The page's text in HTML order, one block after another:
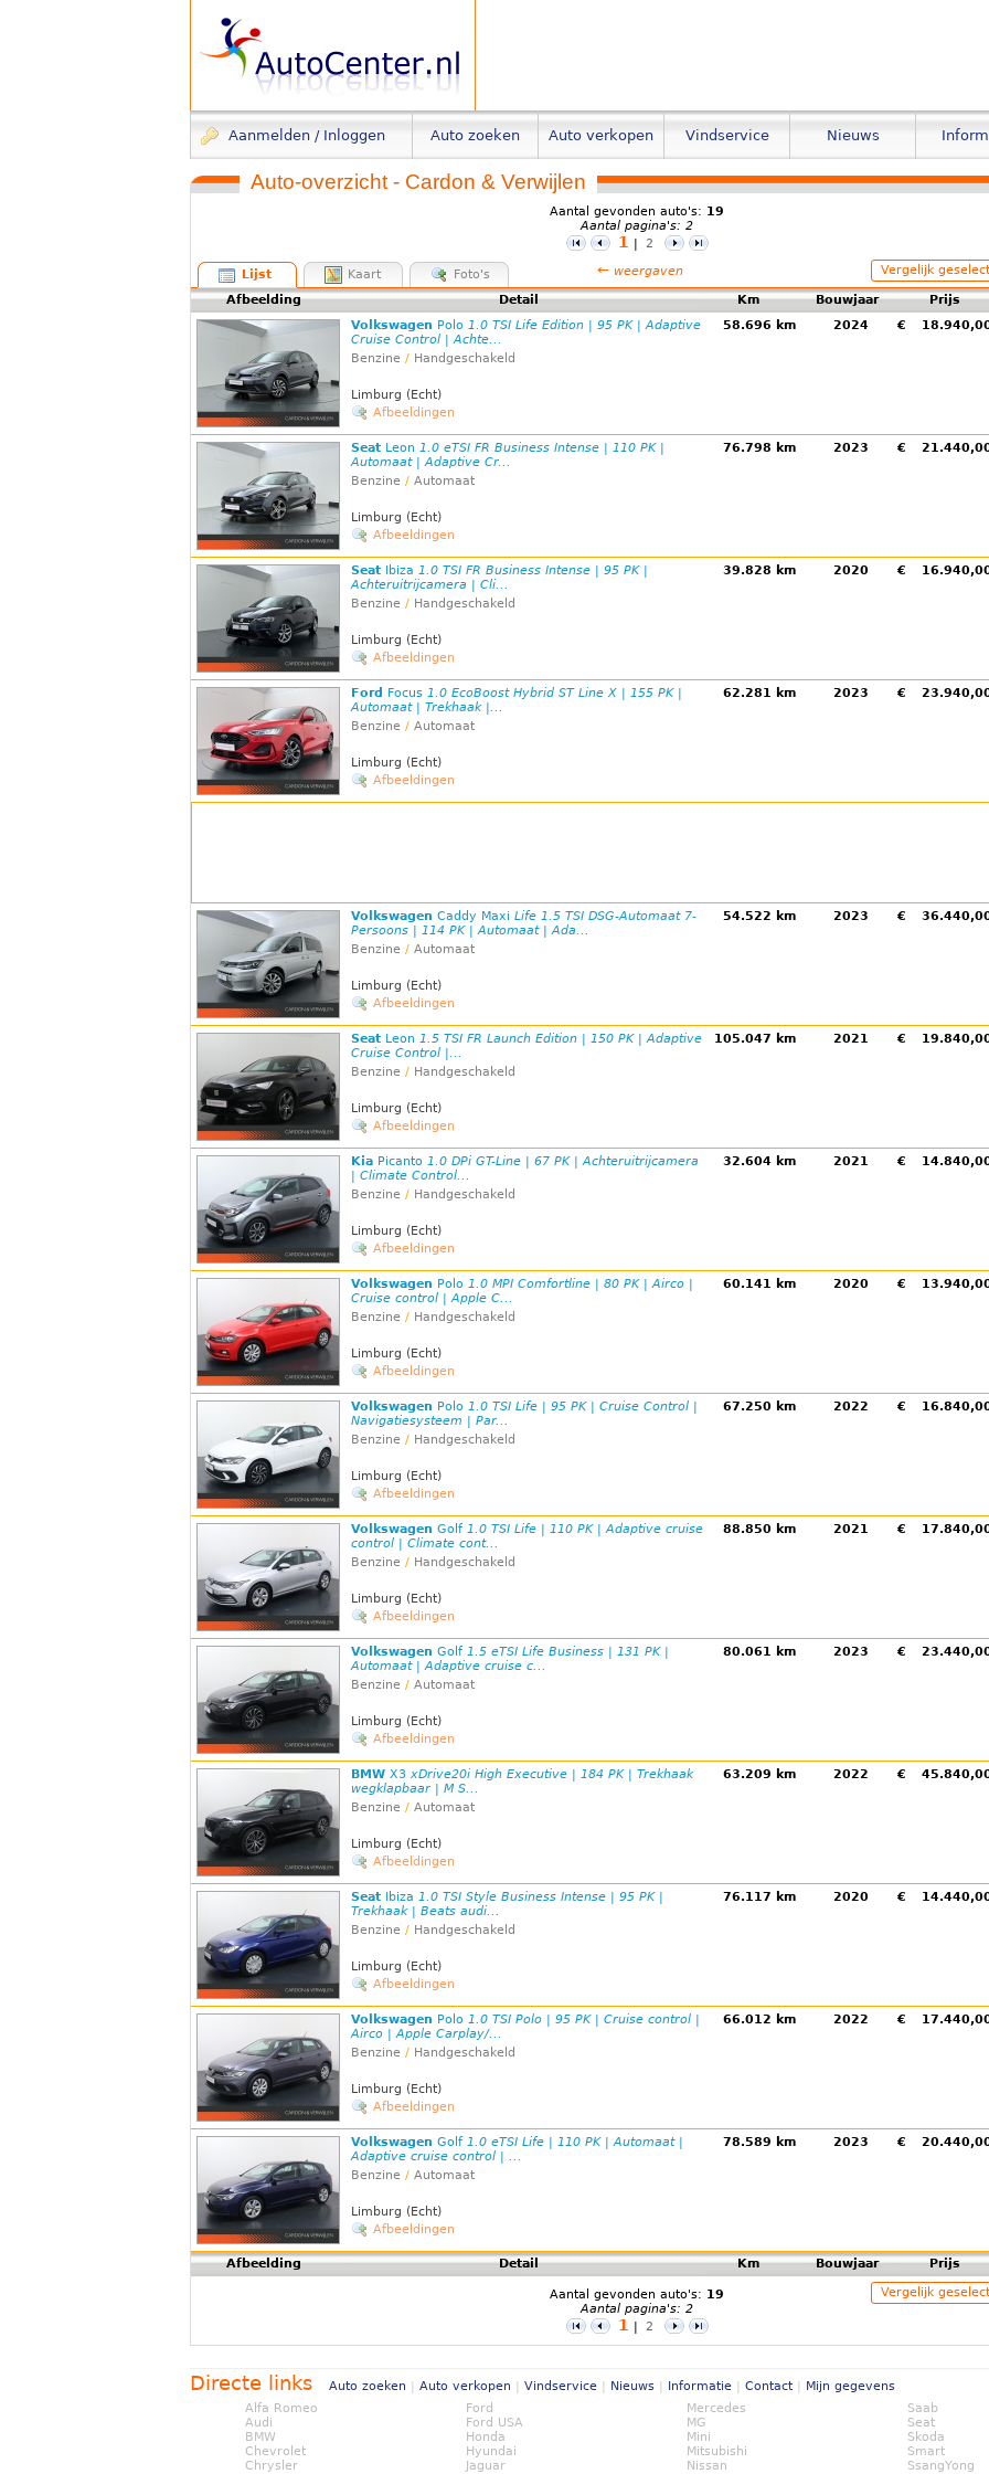
Aanmelden / Inloggen Auto zoeken Auto verkopen Vindservice Nieuws
Auto-overzicht - Cardon & Verwijlen
Aantal gevonden auto's: 19
Aantal pagina's: 2
1 | 2
Lijst Kaart Foto's ← weergaven Vergelijk
Afbeelding Detail Km Bouwjaar Prijs
Volkswagen Polo 1.0 TSI Life Edition | 95 PK | Adaptive
Cruise Control | Achte...
Benzine / Handgeschakeld
Limburg (Echt)
Afbeeldingen
58.696 km 2024 €
Seat Leon 1.0 eTSI FR Business Intense | 110 PK |
Automaat | Adaptive Cr...
Benzine / Automaat
Limburg (Echt)
Afbeeldingen
76.798 km 2023 €
Seat Ibiza 1.0 TSI FR Business Intense | 95 PK |
Achteruitrijcamera | Cli...
Benzine / Handgeschakeld
Limburg (Echt)
Afbeeldingen
39.828 km 2020 €
Ford Focus 1.0 EcoBoost Hybrid ST Line X | 155 PK |
Automaat | Trekhaak |...
Benzine / Automaat
Limburg (Echt)
Afbeeldingen
62.281 km 2023 €
Volkswagen Caddy Maxi Life 1.5 TSI DSG-Automaat 7-
Persoons | 114 PK | Automaat | Ada...
Benzine / Automaat
Limburg (Echt)
Afbeeldingen
54.522 km 2023 €
Seat Leon 1.5 TSI FR Launch Edition | 150 PK | Adaptive
Cruise Control |...
Benzine / Handgeschakeld
Limburg (Echt)
Afbeeldingen
105.047 km 2021 €
Kia Picanto 1.0 DPi GT-Line | 67 PK | Achteruitrijcamera
| Climate Control...
Benzine / Handgeschakeld
Limburg (Echt)
Afbeeldingen
32.604 km 2021 €
Volkswagen Polo 1.0 MPI Comfortline | 80 PK | Airco |
Cruise control | Apple C...
Benzine / Handgeschakeld
Limburg (Echt)
Afbeeldingen
60.141 km 2020 €
Volkswagen Polo 1.0 TSI Life | 95 PK | Cruise Control |
Navigatiesysteem | Par...
Benzine / Handgeschakeld
Limburg (Echt)
Afbeeldingen
67.250 km 2022 €
Volkswagen Golf 1.0 TSI Life | 110 PK | Adaptive cruise
control | Climate cont...
Benzine / Handgeschakeld
Limburg (Echt)
Afbeeldingen
88.850 km 2021 €
Volkswagen Golf 1.5 eTSI Life Business | 131 PK |
Automaat | Adaptive cruise c...
Benzine / Automaat
Limburg (Echt)
Afbeeldingen
80.061 km 2023 €
BMW X3 xDrive20i High Executive | 184 PK | Trekhaak
wegklapbaar | M S...
Benzine / Automaat
Limburg (Echt)
Afbeeldingen
63.209 km 2022 €
Seat Ibiza 1.0 TSI Style Business Intense | 95 PK |
Trekhaak | Beats audi...
Benzine / Handgeschakeld
Limburg (Echt)
Afbeeldingen
76.117 km 2020 €
Volkswagen Polo 1.0 TSI Polo | 95 PK | Cruise control |
Airco | Apple Carplay/...
Benzine / Handgeschakeld
Limburg (Echt)
Afbeeldingen
66.012 km 2022 €
Volkswagen Golf 1.0 eTSI Life | 110 PK | Automaat |
Adaptive cruise control | ...
Benzine / Automaat
Limburg (Echt)
Afbeeldingen
78.589 km 2023 €
Afbeelding Detail Km Bouwjaar Prijs
Aantal gevonden auto's: 19
Aantal pagina's: 2
1 | 2
Vergelijk
Directe links Auto zoeken | Auto verkopen | Vindservice | Nieuws | Informatie | Contact | Mijn gegevens
Alfa Romeo
Audi
BMW
Chevrolet
Chrysler
Ford
Ford USA
Honda
Hyundai
Jaguar
Mercedes
MG
Mini
Mitsubishi
Nissan
Saab
Seat
Skoda
Smart
SsangYong